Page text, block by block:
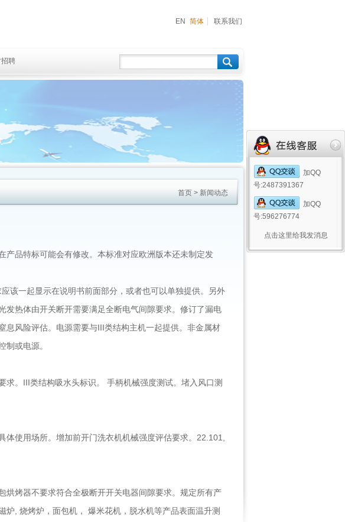
加QQ
号:2487391367
加QQ
号:596276774
点击这里给我发消息
EN 简体 联系我们
招聘
首页 > 新闻动态
产品特标可能会有修改。本标准对应欧洲版本还未制定发
该一起显示在说明书前面部分，或者也可以单独提供。另外
热体由开关断开需要满足全断电气间隙要求。修订了漏电
风险评估。电源需要与III类结构主机一起提供。非金属材
制或电源。
。III类结构吸水头标识。 手柄机械强度测试。堵入风口测
使用场所。增加前开门洗衣机机械强度评估要求。22.101,
烘烤器不要求符合全极断开开关电器间隙要求。规定所有产
, 烧烤炉，面包机， 爆米花机，脱水机等产品表面温升测